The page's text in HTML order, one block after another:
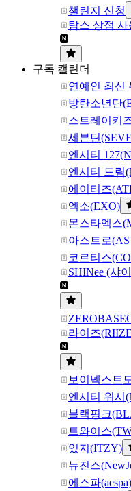
챌린지 신청
탐스 상점 사
구독 캘린더
연예인 최신
방탄소년단
스트레이키
세븐틴
엔시티
엔시티 드림
에이티즈
엑소(EXO)
몬스타엑스
아스트로
코르티스
SHINee (샤
라이즈
보이넥스트
엔시티 위시
블랙핑크
트와이스
있지(ITZY)
뉴진스
에스파(aespa)